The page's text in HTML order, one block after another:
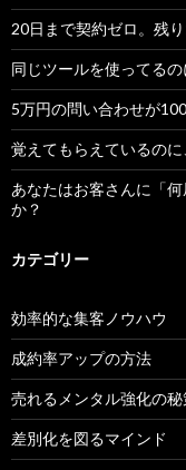
20日まで契約ゼロ。残
同じツールを使ってる
5万円の問い合わせが
覚えてもらえているの
あなたはお客さんに「
か？
カテゴリー
効率的な集客ノウハウ
成約率アップの方法
売れるメンタル強化の秘
差別化を図るマインド